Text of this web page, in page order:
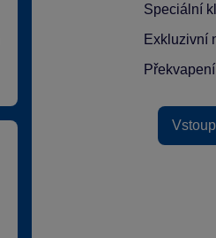
Speciální
Exkluzivní
Překvapení